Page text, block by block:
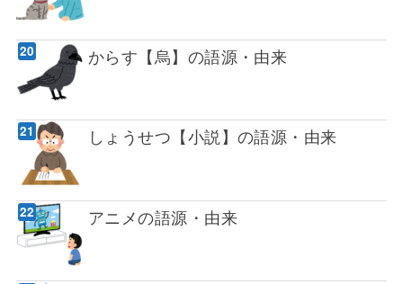
からす【烏】の語源・由来
しょうせつ【小説】の語源・由来
アニメの語源・由来